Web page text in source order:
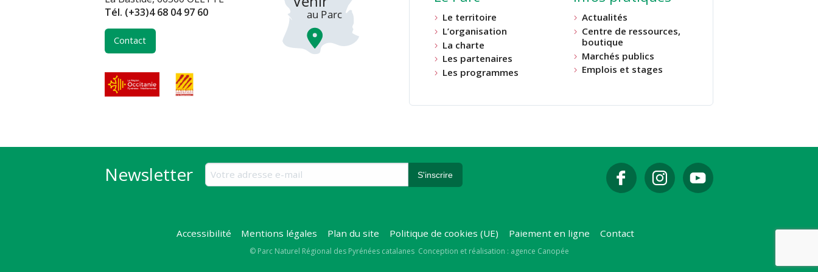
Tél. (+33)4 68 04 97 60
Contact
Le territoire
L’organisation
La charte
Les partenaires
Les programmes
Actualités
Centre de ressources,
boutique
Marchés publics
Emplois et stages
Newsletter
Accessibilité Mentions légales Plan du site Politique de cookies (UE) Paiement en ligne Contact
Copyright
© Parc Naturel Régional des Pyrénées catalanes Conception et réalisation : agence Canopée